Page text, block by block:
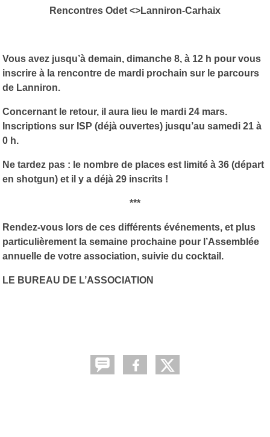
Rencontres Odet <>Lanniron-Carhaix
Vous avez jusqu’à demain, dimanche 8, à 12 h pour vous
inscrire à la rencontre de mardi prochain sur le parcours
de Lanniron.
Concernant le retour, il aura lieu le mardi 24 mars.
Inscriptions sur ISP (déjà ouvertes) jusqu’au samedi 21 à
0 h.
Ne tardez pas : le nombre de places est limité à 36 (départ
en shotgun) et il y a déjà 29 inscrits !
***
Rendez-vous lors de ces différents événements, et plus
particulièrement la semaine prochaine pour l’Assemblée
annuelle de votre association, suivie du cocktail.
LE BUREAU DE L’ASSOCIATION